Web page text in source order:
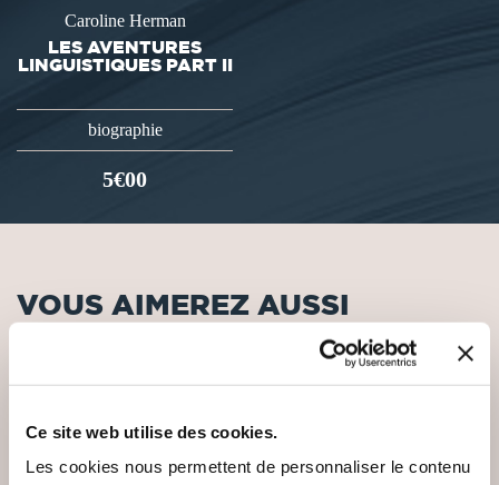
Ce site web utilise des cookies.
Les cookies nous permettent de personnaliser le contenu
Caroline Herman
LES AVENTURES
LINGUISTIQUES PART II
biographie
5€00
VOUS AIMEREZ AUSSI